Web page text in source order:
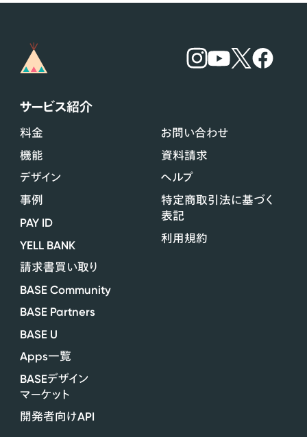
サービス紹介
料金
機能
デザイン
事例
PAY ID
YELL BANK
請求書買い取り
BASE Community
BASE Partners
BASE U
Apps一覧
BASEデザイン
マーケット
開発者向けAPI
お問い合わせ
資料請求
ヘルプ
特定商取引法に基づく
表記
利用規約